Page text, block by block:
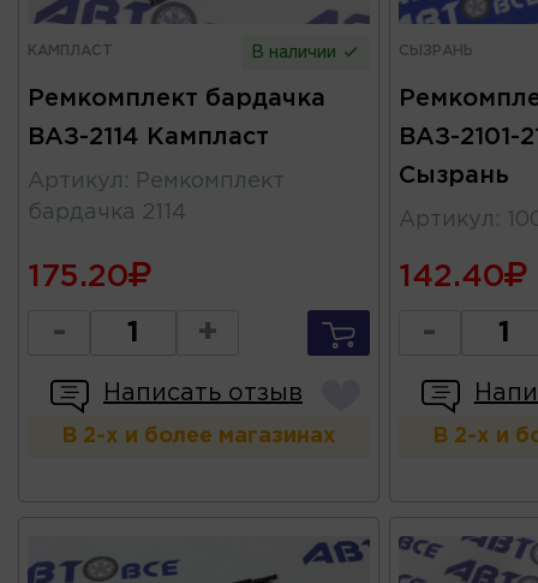
КАМПЛАСТ В наличии
Ремкомплект бардачка
ВАЗ-2114 Кампласт
Артикул :
Ремкомплект
бардачка 2114
175.20
- +
Написать отзыв
В 2-х и более магазинах
СЫЗРАНЬ
ВАЗ-2101-
Сызрань
Артикул :
142.40
-
В 2-х и